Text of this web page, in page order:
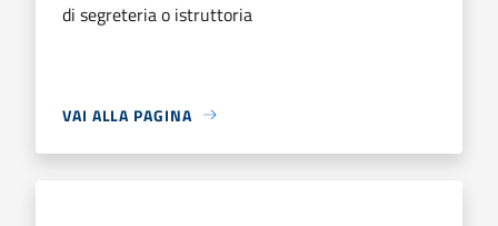
di segreteria o istruttoria
VAI ALLA PAGINA